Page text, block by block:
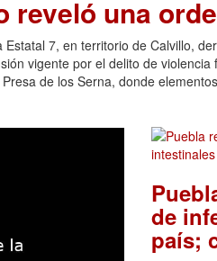
reveló una
7, en territorio de Calvillo,
vigente por el delito de
de los Serna, donde
de
país;